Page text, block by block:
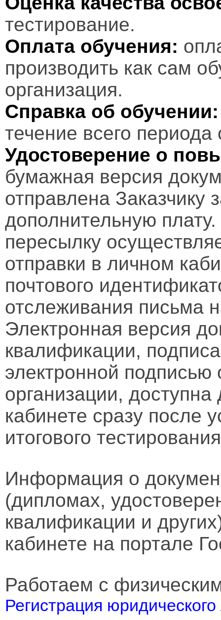
тестирование.
Оплата обучения:
производить как сам
организация.
Справка об обучении:
течение всего периода
Удостоверение о
бумажная версия
отправлена Заказчику
дополнительную
пересылку
отправки в личном
почтового
отслеживания письма
Электронная версия
квалификации,
электронной подписью
организации,
кабинете сразу после
итогового
Информация о
(дипломах,
квалификации и
кабинете на портале
Работаем с
Регистрация